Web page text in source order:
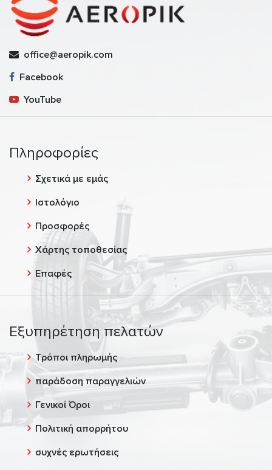
office@aeropik.com
Facebook
YouTube
Πληροφορίες
Σχετικά με εμάς
Ιστολόγιο
Προσφορές
Χάρτης τοποθεσίας
Επαφές
Εξυπηρέτηση πελατών
Τρόποι πληρωμής
παράδοση παραγγελιών
Γενικοί Όροι
Πολιτική απορρήτου
συχνές ερωτήσεις